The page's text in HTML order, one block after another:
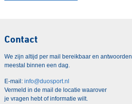
Contact
We zijn altijd per mail bereikbaar en antwoorden
meestal binnen een dag.
E-mail: info@duosport.nl
Vermeld in de mail de locatie waarover
je vragen hebt of informatie wilt.